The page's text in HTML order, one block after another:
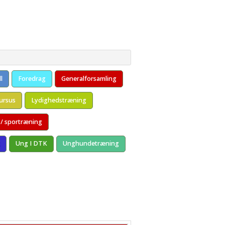
fra 6 mdr.
Foredrag Generalforsamling
Lydighedstræning
/ sportræning
Ung I DTK Unghundetræning